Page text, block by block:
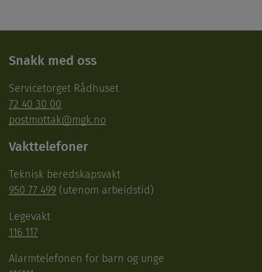
Snakk med oss
Servicetorget Rådhuset
72 40 30 00
postmottak@mgk.no
Vakttelefoner
Teknisk beredskapsvakt
950 77 499 (utenom arbeidstid)
Legevakt
116 117
Alarmtelefonen for barn og unge